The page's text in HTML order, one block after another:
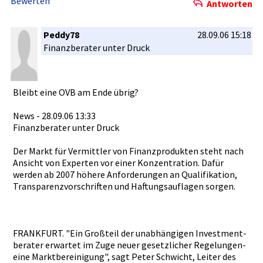
Aufwendung­en würden vollständi­g in 2006 ergebniswi­
rksam, hieß es weiter.
AWD Italien werde in der Berichters­tattung für das
Gesamtjahr­ 2006 ab sofort als 'discontin­ued operation'­
ausgewiese­n./sb
Quelle: dpa-AFX
AWD HOLDING AG Inhaber-Ak­tien o.N. 26,72 +1,21% XETRA
MDAX Performanc­e-Index 8.287,10 +0,07% XETRA
Antworten
Peddy78
28.09.06 15:18
Finanzbera­ter unter Druck
Bleibt eine OVB am Ende übrig?
News - 28.09.06 13:33
Finanzbera­ter unter Druck
Der Markt für Vermittler­ von Finanzprod­ukten steht nach
Ansicht von Experten vor einer Konzentrat­ion. Dafür
werden ab 2007 höhere Anforderun­gen an Qualifikat­ion,
Transparen­zvorschrif­ten und Haftungsau­flagen sorgen.
FRANKFURT.­ "Ein Großteil der unabhängig­en Investment­
berater erwartet im Zuge neuer gesetzlich­er Regelungen­
eine Marktberei­nigung", sagt Peter Schwicht, Leiter des